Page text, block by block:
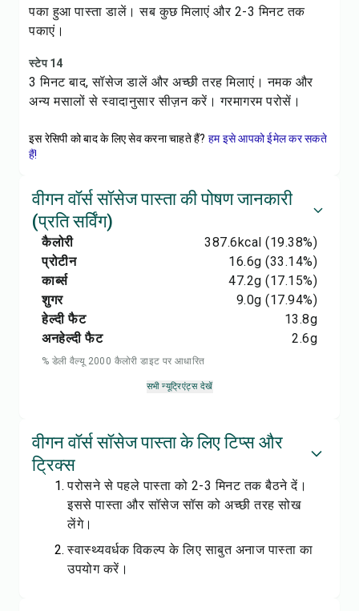
पका हुआ पास्ता डालें। सब कुछ मिलाएं और 2-3 मिनट तक
पकाएं।
स्टेप 14
3 मिनट बाद, सॉसेज डालें और अच्छी तरह मिलाएं। नमक और
अन्य मसालों से स्वादानुसार सीज़न करें। गरमागरम परोसें।
इस रेसिपी को बाद के लिए सेव करना चाहते हैं? हम इसे आपको ईमेल कर सकते
हैं!
वीगन वॉर्स सॉसेज पास्ता की पोषण जानकारी
(प्रति सर्विंग)
कैलोरी 387.6kcal (19.38%)
प्रोटीन
16.6g (33.14%)
कार्ब्स
47.2g (17.15%)
शुगर
9.0g (17.94%)
हेल्दी फैट
13.8g
अनहेल्दी फैट
2.6g
% डेली वैल्यू 2000 कैलोरी डाइट पर आधारित
सभी न्यूट्रिएंट्स देखें
वीगन वॉर्स सॉसेज पास्ता के लिए टिप्स और
ट्रिक्स
परोसने से पहले पास्ता को 2-3 मिनट तक बैठने दें।
इससे पास्ता और सॉसेज सॉस को अच्छी तरह सोख
लेंगे।
स्वास्थ्यवर्धक विकल्प के लिए साबुत अनाज पास्ता का
उपयोग करें।